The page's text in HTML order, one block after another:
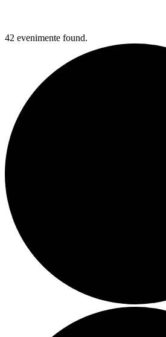
42 evenimente found.